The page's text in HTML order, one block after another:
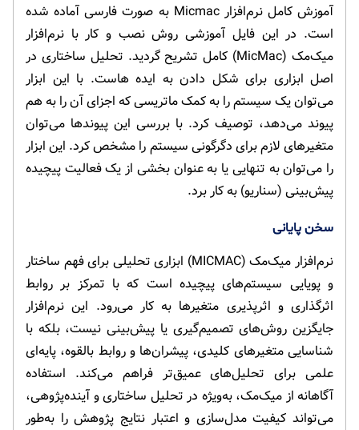
آموزش کامل نرم‌افزار Micmac به صورت فارسی آماده شده
است. در این فایل آموزشی روش نصب و کار با نرم‌افزار
میک‌مک (MicMac) کامل تشریح گردید. تحلیل ساختاری در
اصل ابزاری برای شکل دادن به ایده هاست. با این ابزار
می‌توان یک سیستم را به کمک ماتریسی که اجزای آن را به هم
پیوند می‌دهد، توصیف کرد. با بررسی این پیوندها می‌توان
متغیرهای لازم برای دگرگونی سیستم را مشخص کرد. این ابزار
را می‌توان به تنهایی یا به عنوان بخشی از یک فعالیت پیچیده
پیش‌بینی (سناریو) به کار برد.
سخن پایانی
نرم‌افزار میک‌مک (MICMAC) ابزاری تحلیلی برای فهم ساختار
و پویایی سیستم‌های پیچیده است که با تمرکز بر روابط
اثرگذاری و اثرپذیری متغیرها به کار می‌رود. این نرم‌افزار
جایگزین روش‌های تصمیم‌گیری یا پیش‌بینی نیست، بلکه با
شناسایی متغیرهای کلیدی، پیشران‌ها و روابط بالقوه، پایه‌ای
علمی برای تحلیل‌های عمیق‌تر فراهم می‌کند. استفاده
آگاهانه از میک‌مک، به‌ویژه در تحلیل ساختاری و آینده‌پژوهی،
می‌تواند کیفیت مدل‌سازی و اعتبار نتایج پژوهش را به‌طور